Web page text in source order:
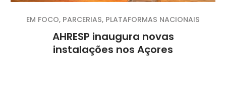
AHRESP inaugura novas
instalações nos Açores
EM FOCO, PARCERIAS, PLATAFORMAS NACIONAIS